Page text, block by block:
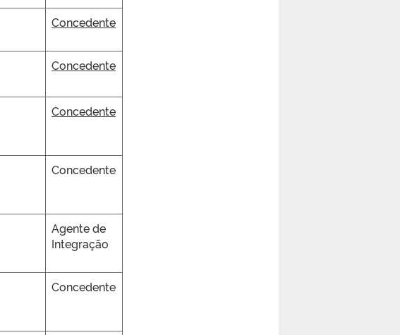
Concedente
Concedente
Concedente
Concedente
Agente de
Integração
Concedente